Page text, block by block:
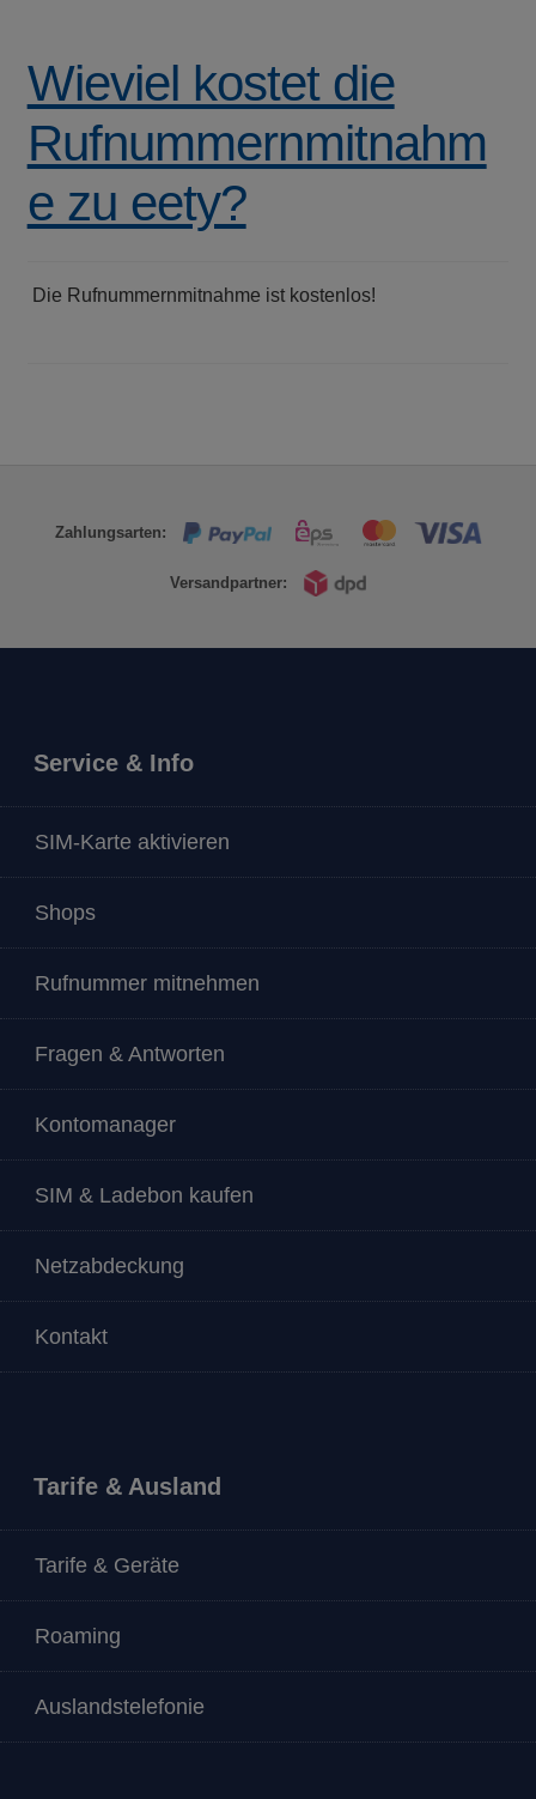
Wieviel kostet die
Rufnummernmitnahm
e zu eety?
Die Rufnummernmitnahme ist kostenlos!
Zahlungsarten:
Versandpartner:
Service & Info
SIM-Karte aktivieren
Shops
Rufnummer mitnehmen
Fragen & Antworten
Kontomanager
SIM & Ladebon kaufen
Netzabdeckung
Kontakt
Tarife & Ausland
Tarife & Geräte
Roaming
Auslandstelefonie